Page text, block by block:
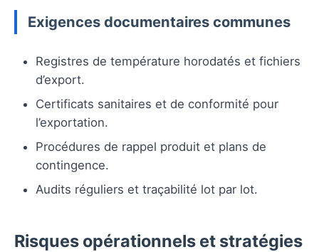
Exigences documentaires communes
Registres de température horodatés et fichiers
d’export.
Certificats sanitaires et de conformité pour
l’exportation.
Procédures de rappel produit et plans de
contingence.
Audits réguliers et traçabilité lot par lot.
Risques opérationnels et stratégies